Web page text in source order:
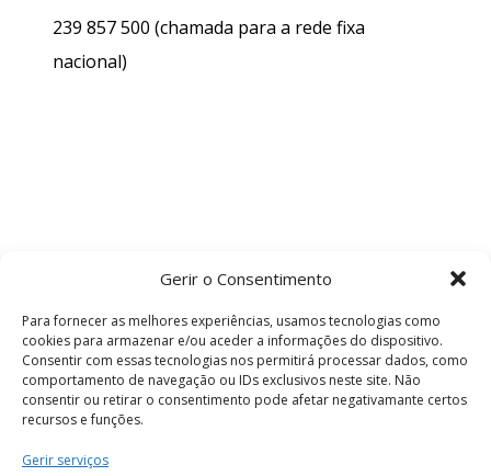
Gerir o Consentimento
Para fornecer as melhores experiências, usamos tecnologias como
cookies para armazenar e/ou aceder a informações do dispositivo.
Consentir com essas tecnologias nos permitirá processar dados, como
comportamento de navegação ou IDs exclusivos neste site. Não
consentir ou retirar o consentimento pode afetar negativamante certos
recursos e funções.
Gerir serviços
239 857 500 (chamada para a rede fixa
nacional)
Termos e Condições